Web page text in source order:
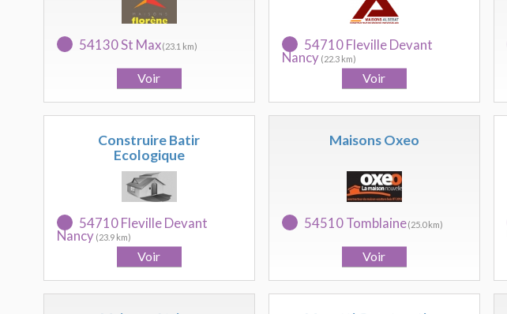
54130 St Max(23.1 km) 54710 Fleville Devant
Nancy (22.3 km)
Construire Batir
Ecologique
54710 Fleville Devant
Nancy (23.9 km)
Maisons Oxeo
54510 Tomblaine(25.0 km)